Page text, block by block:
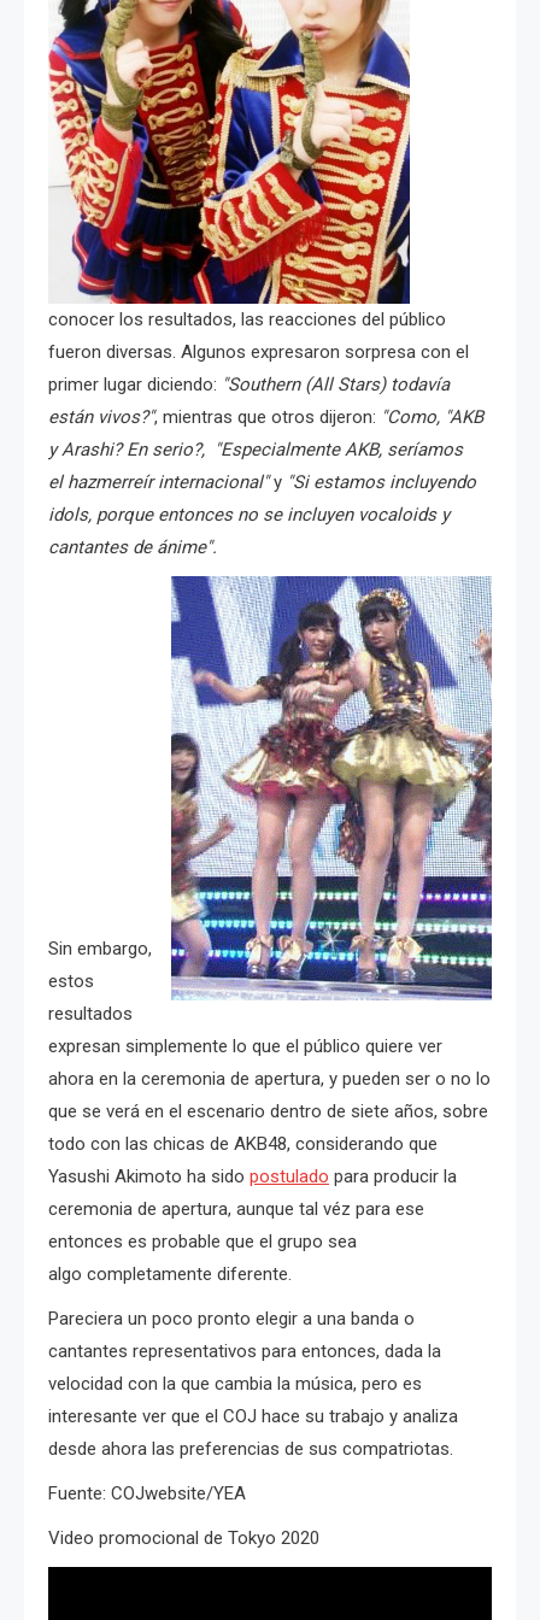
conocer los resultados, las reacciones del público
fueron diversas. Algunos expresaron sorpresa con el
primer lugar diciendo: "Southern (All Stars) todavía
están vivos?", mientras que otros dijeron: "Como, "AKB
y Arashi? En serio?, "Especialmente AKB, seríamos
el hazmerreír internacional"y "Si estamos incluyendo
idols, porque entonces no se incluyen vocaloids y
cantantes de ánime".
Sin embargo,
estos
resultados
expresan simplemente lo que el público quiere ver
ahora en la ceremonia de apertura, y pueden ser o no lo
que se verá en el escenario dentro de siete años, sobre
todo con las chicas de AKB48, considerando que
Yasushi Akimoto ha sido postulado para producir la
ceremonia de apertura, aunque tal véz para ese
entonces es probable que el grupo sea
algo completamente diferente.
Pareciera un poco pronto elegir a una banda o
cantantes representativos para entonces, dada la
velocidad con la que cambia la música, pero es
interesante ver que el COJ hace su trabajo y analiza
desde ahora las preferencias de sus compatriotas.
Fuente: COJwebsite/YEA
Video promocional de Tokyo 2020